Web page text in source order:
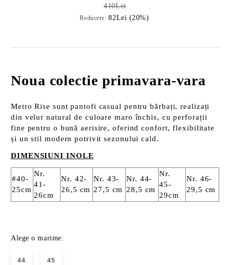
410Lei
Reducere: 82Lei (20%)
Noua colectie primavara-vara
Metro Rise sunt pantofi casual pentru bărbați, realizați
din velur natural de culoare maro închis, cu perforații
fine pentru o bună aerisire, oferind confort, flexibilitate
și un stil modern potrivit sezonului cald.
DIMENSIUNI INOLE
#40-
25cm
Nr.
41-
26cm
Nr. 42-
26,5 cm
Nr. 43-
27,5 cm
Nr. 44-
28,5 cm
Nr.
45-
29cm
Nr. 46-
29,5 cm
Alege o marime:
44 45